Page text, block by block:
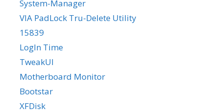
System-Manager
VIA PadLock Tru-Delete Utility
15839
LogIn Time
TweakUI
Motherboard Monitor
Bootstar
XFDisk